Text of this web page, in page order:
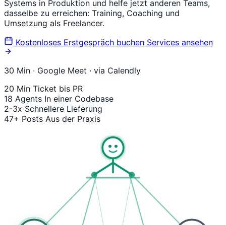
Systems in Produktion und helfe jetzt anderen Teams,
dasselbe zu erreichen: Training, Coaching und
Umsetzung als Freelancer.
Kostenloses Erstgespräch buchen Services ansehen
30 Min · Google Meet · via Calendly
20 Min Ticket bis PR
18 Agents In einer Codebase
2-3x Schnellere Lieferung
47+ Posts Aus der Praxis